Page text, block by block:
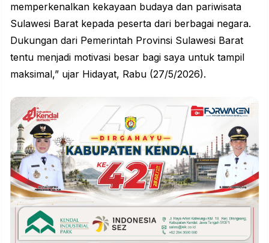
memperkenalkan kekayaan budaya dan pariwisata
Sulawesi Barat kepada peserta dari berbagai negara.
Dukungan dari Pemerintah Provinsi Sulawesi Barat
tentu menjadi motivasi besar bagi saya untuk tampil
maksimal,” ujar Hidayat, Rabu (27/5/2026).